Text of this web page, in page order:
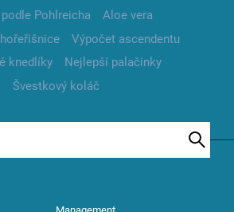
Pohlreicha
Aloe vera
Výpočet ascendentu
knedlíky
Nejlepší palačinky
Švestkový koláč